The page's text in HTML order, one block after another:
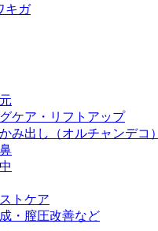
キガ
ケア・リフトアップ
み出し（オルチャンデコ）
トケア
・膣圧改善など